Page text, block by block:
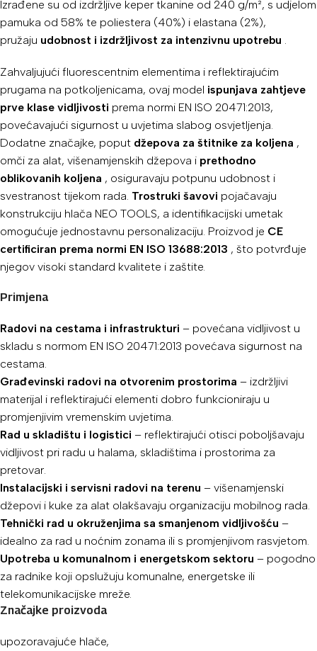
Izrađene su od izdržljive keper tkanine od 240 g/m², s udjelom
pamuka od 58% te poliestera (40%) i elastana (2%),
pružaju udobnost i izdržljivost za intenzivnu upotrebu
Zahvaljujući fluorescentnim elementima i reflektirajućim
prugama na potkoljenicama, ovaj model ispunjava zahtjeve
prve klase vidljivosti prema normi EN ISO 20471:2013,
povećavajući sigurnost u uvjetima slabog osvjetljenja.
Dodatne značajke, poput džepova za štitnike za koljena ,
omči za alat, višenamjenskih džepova i prethodno
oblikovanih koljena , osiguravaju potpunu udobnost i
svestranost tijekom rada. Trostruki šavovi pojačavaju
konstrukciju hlača NEO TOOLS, a identifikacijski umetak
omogućuje jednostavnu personalizaciju. Proizvod je CE
certificiran prema normi EN ISO 13688:2013 , što potvrđuje
njegov visoki standard kvalitete i zaštite.
Primjena
Radovi na cestama i infrastrukturi – povećana vidljivost u
skladu s normom EN ISO 20471:2013 povećava sigurnost na
cestama.
Građevinski radovi na otvorenim prostorima – izdržljivi
materijal i reflektirajući elementi dobro funkcioniraju u
promjenjivim vremenskim uvjetima.
Rad u skladištu i logistici – reflektirajući otisci poboljšavaju
vidljivost pri radu u halama, skladištima i prostorima za
pretovar.
Instalacijski i servisni radovi na terenu – višenamjenski
džepovi i kuke za alat olakšavaju organizaciju mobilnog rada.
Tehnički rad u okruženjima sa smanjenom vidljivošću –
idealno za rad u noćnim zonama ili s promjenjivom rasvjetom.
Upotreba u komunalnom i energetskom sektoru – pogodno
za radnike koji opslužuju komunalne, energetske ili
telekomunikacijske mreže.
Značajke proizvoda
upozoravajuće hlače,